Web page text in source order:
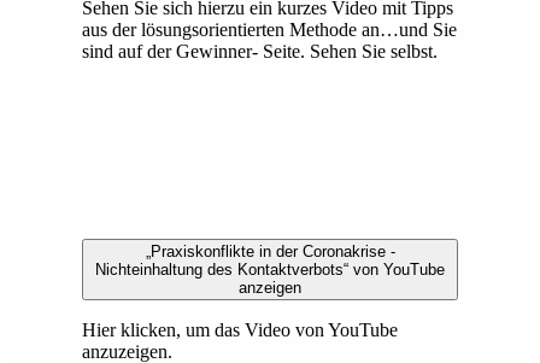
Sehen Sie sich hierzu ein kurzes Video mit Tipps
aus der lösungsorientierten Methode an…und Sie
sind auf der Gewinner- Seite. Sehen Sie selbst.
„Praxiskonflikte in der Coronakrise -
Nichteinhaltung des Kontaktverbots“ von YouTube
anzeigen
Hier klicken, um das Video von YouTube
anzuzeigen.